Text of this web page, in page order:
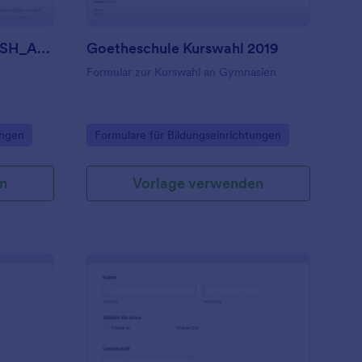
Sicherheitsunterweisung SH_ASI_Aufschnittmaschine Goetheschule Kurswahl 2019
Formular zur Kurswahl an Gymnasien
Go to Category:
Formulare für Bildungseinrichtungen
Vorlage verwenden